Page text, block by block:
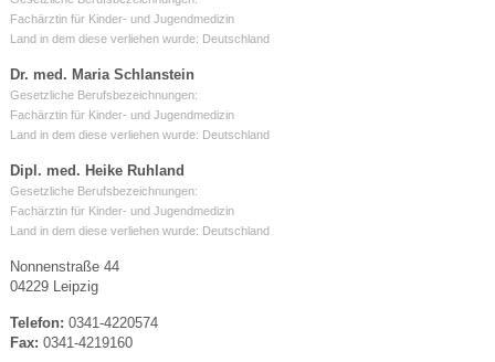
Fachärztin für Kinder- und Jugendmedizin
Land in dem diese verliehen wurde: Deutschland
Dr. med. Maria Schlanstein
Gesetzliche Berufsbezeichnungen:
Fachärztin für Kinder- und Jugendmedizin
Land in dem diese verliehen wurde: Deutschland
Dipl. med. Heike Ruhland
Gesetzliche Berufsbezeichnungen:
Fachärztin für Kinder- und Jugendmedizin
Land in dem diese verliehen wurde: Deutschland
Nonnenstraße 44
04229 Leipzig
Telefon: 0341-4220574
Fax: 0341-4219160